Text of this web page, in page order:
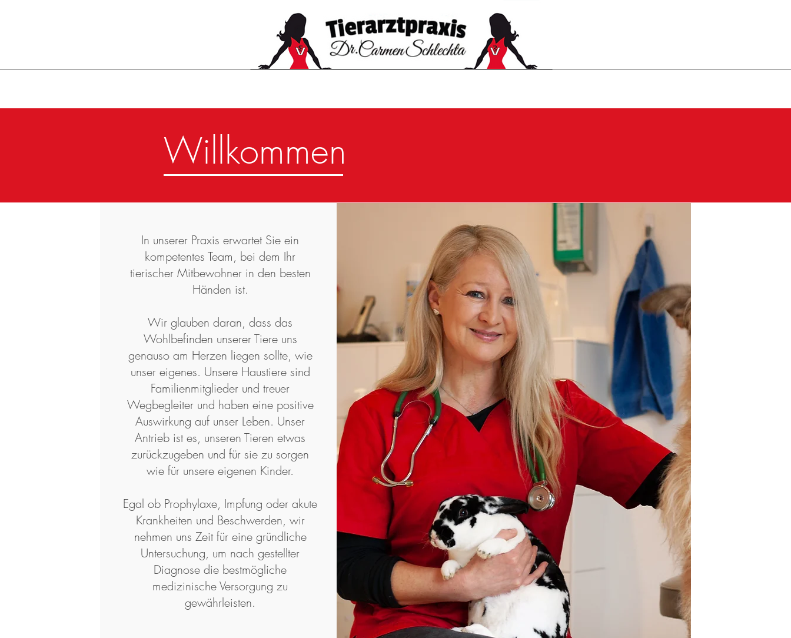
Willkommen
In unserer Praxis erwartet Sie ein
kompetentes Team, bei dem Ihr
tierischer Mitbewohner in den besten
Händen ist.
Wir glauben daran, dass das
Wohlbefinden unserer Tiere uns
genauso am Herzen liegen sollte, wie
unser eigenes. Unsere Haustiere sind
Familienmitglieder und treuer
Wegbegleiter und haben eine positive
Auswirkung auf unser Leben. Unser
Antrieb ist es, unseren Tieren etwas
zurückzugeben und für sie zu sorgen
wie für unsere eigenen Kinder.
Egal ob Prophylaxe, Impfung oder akute
Krankheiten und Beschwerden, wir
nehmen uns Zeit für eine gründliche
Untersuchung, um nach gestellter
Diagnose die bestmögliche
medizinische Versorgung zu
gewährleisten.